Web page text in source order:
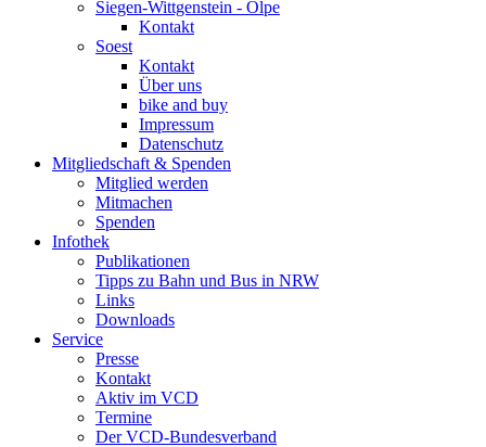
Siegen-Wittgenstein - Olpe
Kontakt
Soest
Kontakt
Über uns
bike and buy
Impressum
Datenschutz
Mitgliedschaft & Spenden
Mitglied werden
Mitmachen
Spenden
Infothek
Publikationen
Tipps zu Bahn und Bus in NRW
Links
Downloads
Service
Presse
Kontakt
Aktiv im VCD
Termine
Der VCD-Bundesverband